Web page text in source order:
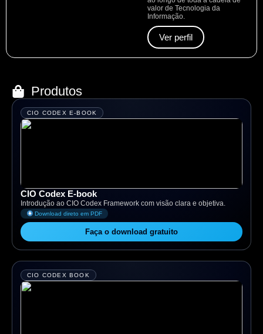
valor de Tecnologia da
Informação.
Ver perfil
Produtos
CIO CODEX E-BOOK
CIO Codex E-book
Introdução ao CIO Codex Framework com visão clara e objetiva.
Download direto em PDF
Faça o download gratuito
CIO CODEX BOOK